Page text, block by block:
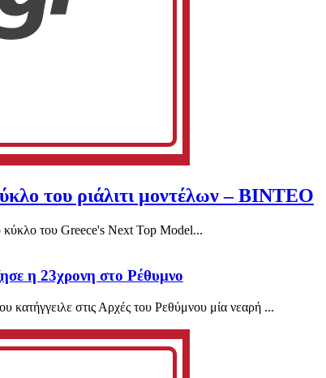
του ριάλιτι μοντέλων – ΒΙΝΤΕΟ
κύκλο του Greece's Next Top Model...
η 23χρονη στο Ρέθυμνο
κατήγγειλε στις Αρχές του Ρεθύμνου μία νεαρή ...